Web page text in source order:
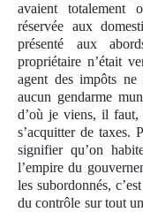
avaient totalement
réservée aux
présenté aux
propriétaire n’était
agent des impôts ne
aucun gendarme
d’où je viens, il faut,
s’acquitter de taxes.
signifier qu’on
l’empire du
les subordonnés,
du contrôle sur tout